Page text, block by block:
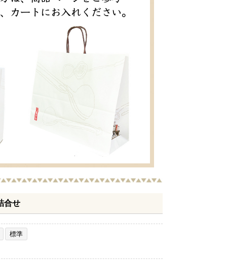
合せ
標準